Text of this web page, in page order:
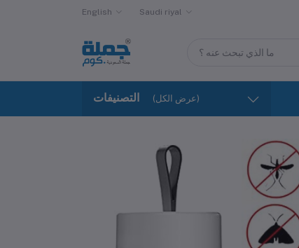
English Saudi riyal
التصنيفات (عرض الكل)